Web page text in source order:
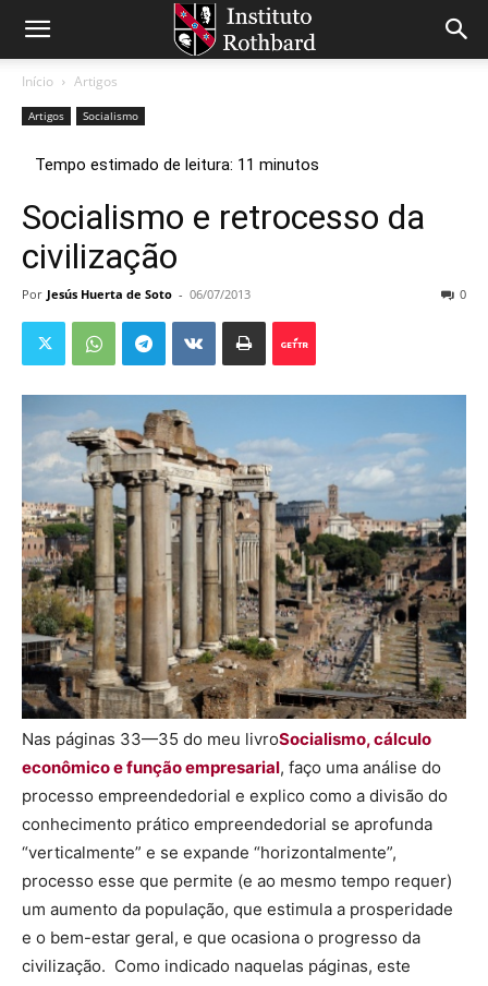
Início Artigos
Artigos Socialismo
Socialismo e retrocesso da
civilização
Por Jesús Huerta de Soto - 06/07/2013 0
Nas páginas 33—35 do meu livroSocialismo, cálculo
econômico e função empresarial, faço uma análise do
processo empreendedorial e explico como a divisão do
conhecimento prático empreendedorial se aprofunda
“verticalmente” e se expande “horizontalmente”,
processo esse que permite (e ao mesmo tempo requer)
um aumento da população, que estimula a prosperidade
e o bem-estar geral, e que ocasiona o progresso da
civilização. Como indicado naquelas páginas, este